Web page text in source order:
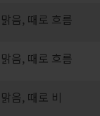
맑음, 때로 흐름
맑음, 때로 흐름
맑음, 때로 비